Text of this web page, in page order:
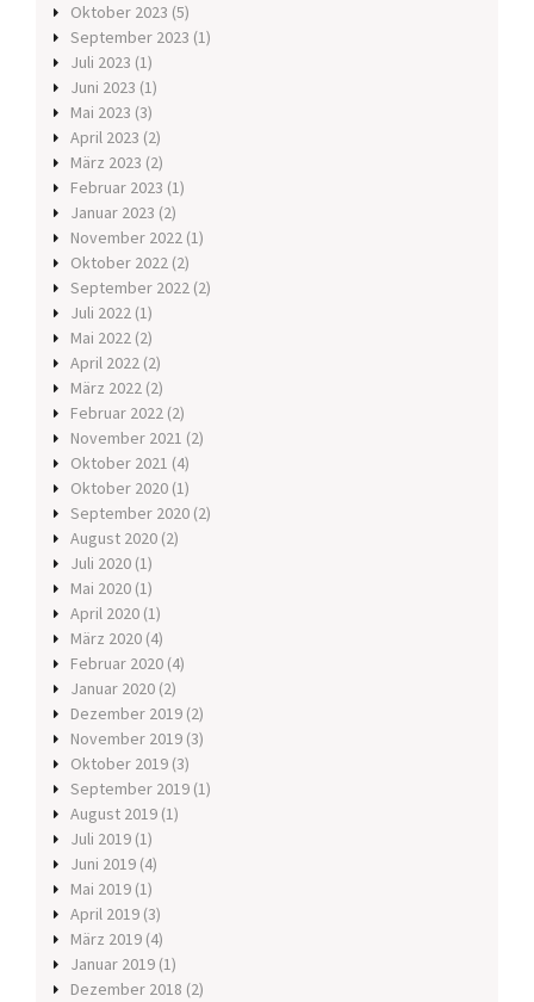
Oktober 2023 (5)
September 2023 (1)
Juli 2023 (1)
Juni 2023 (1)
Mai 2023 (3)
April 2023 (2)
März 2023 (2)
Februar 2023 (1)
Januar 2023 (2)
November 2022 (1)
Oktober 2022 (2)
September 2022 (2)
Juli 2022 (1)
Mai 2022 (2)
April 2022 (2)
März 2022 (2)
Februar 2022 (2)
November 2021 (2)
Oktober 2021 (4)
Oktober 2020 (1)
September 2020 (2)
August 2020 (2)
Juli 2020 (1)
Mai 2020 (1)
April 2020 (1)
März 2020 (4)
Februar 2020 (4)
Januar 2020 (2)
Dezember 2019 (2)
November 2019 (3)
Oktober 2019 (3)
September 2019 (1)
August 2019 (1)
Juli 2019 (1)
Juni 2019 (4)
Mai 2019 (1)
April 2019 (3)
März 2019 (4)
Januar 2019 (1)
Dezember 2018 (2)